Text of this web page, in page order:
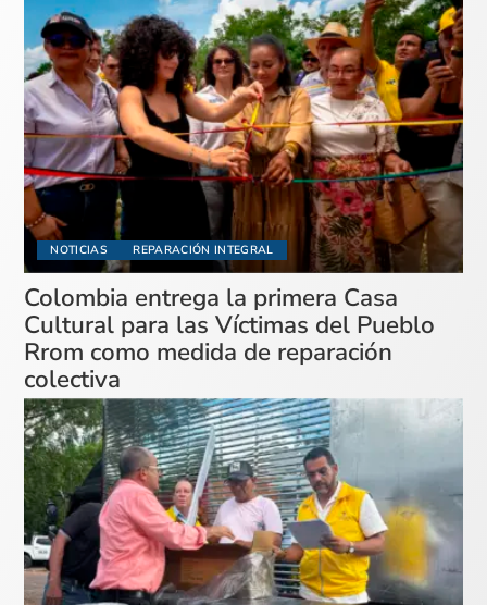
NOTICIAS REPARACIÓN INTEGRAL
Colombia entrega la primera Casa
Cultural para las Víctimas del Pueblo
Rrom como medida de reparación
colectiva